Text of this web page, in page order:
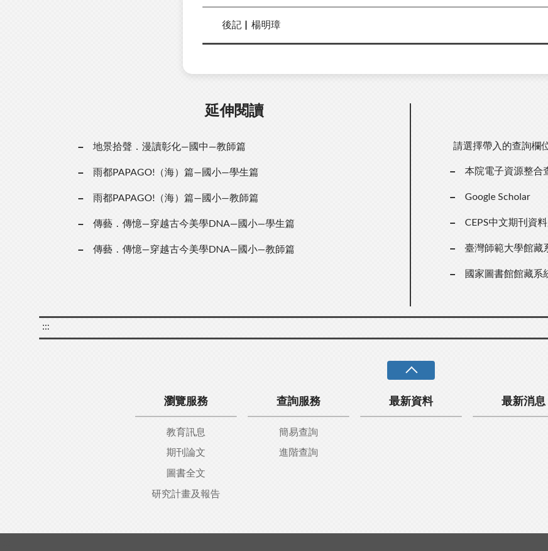
後記▏楊明璋
延伸閱讀
地景拾聲．漫讀彰化—國中—教師篇
雨都PAPAGO!（海）篇—國小—學生篇
雨都PAPAGO!（海）篇—國小—教師篇
傳藝．傳憶—穿越古今美學DNA—國小—學生篇
傳藝．傳憶—穿越古今美學DNA—國小—教師篇
請選擇帶入的查詢欄
本院電子資源整合
Google Scholar
CEPS中文期刊資
臺灣師範大學館藏
國家圖書館館藏系
:::
瀏覽服務
教育訊息
期刊論文
圖書全文
研究計畫及報告
查詢服務
簡易查詢
進階查詢
最新資料 最新消息